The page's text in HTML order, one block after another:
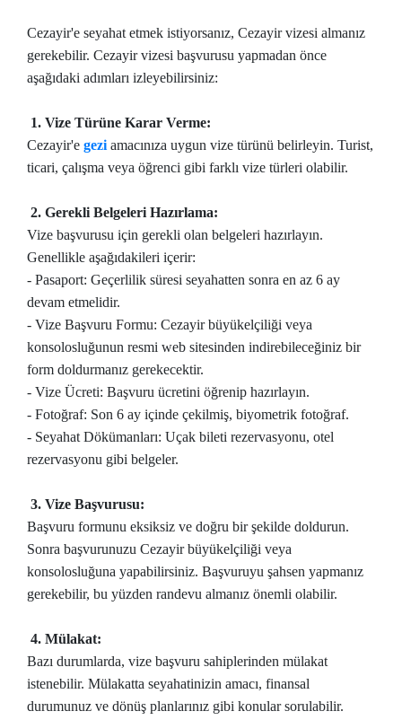
Cezayir'e seyahat etmek istiyorsanız, Cezayir vizesi almanız
gerekebilir. Cezayir vizesi başvurusu yapmadan önce
aşağıdaki adımları izleyebilirsiniz:
1. Vize Türüne Karar Verme:
Cezayir'e gezi amacınıza uygun vize türünü belirleyin. Turist,
ticari, çalışma veya öğrenci gibi farklı vize türleri olabilir.
2. Gerekli Belgeleri Hazırlama:
Vize başvurusu için gerekli olan belgeleri hazırlayın.
Genellikle aşağıdakileri içerir:
- Pasaport: Geçerlilik süresi seyahatten sonra en az 6 ay
devam etmelidir.
- Vize Başvuru Formu: Cezayir büyükelçiliği veya
konsolosluğunun resmi web sitesinden indirebileceğiniz bir
form doldurmanız gerekecektir.
- Vize Ücreti: Başvuru ücretini öğrenip hazırlayın.
- Fotoğraf: Son 6 ay içinde çekilmiş, biyometrik fotoğraf.
- Seyahat Dökümanları: Uçak bileti rezervasyonu, otel
rezervasyonu gibi belgeler.
3. Vize Başvurusu:
Başvuru formunu eksiksiz ve doğru bir şekilde doldurun.
Sonra başvurunuzu Cezayir büyükelçiliği veya
konsolosluğuna yapabilirsiniz. Başvuruyu şahsen yapmanız
gerekebilir, bu yüzden randevu almanız önemli olabilir.
4. Mülakat:
Bazı durumlarda, vize başvuru sahiplerinden mülakat
istenebilir. Mülakatta seyahatinizin amacı, finansal
durumunuz ve dönüş planlarınız gibi konular sorulabilir.